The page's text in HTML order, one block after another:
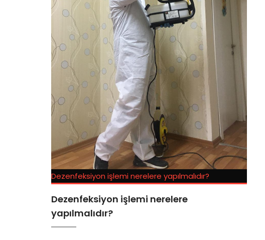
Dezenfeksiyon işlemi nerelere yapılmalıdır?
Dezenfeksiyon işlemi nerelere
yapılmalıdır?